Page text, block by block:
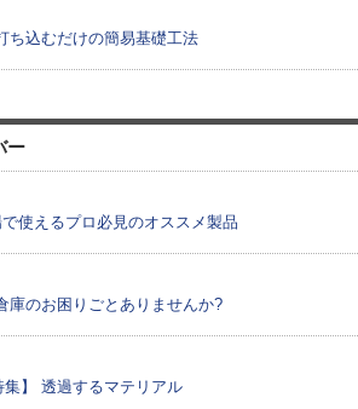
ち込むだけの簡易基礎工法
ー
で使えるプロ必見のオススメ製品
庫のお困りごとありませんか?
集】 透過するマテリアル